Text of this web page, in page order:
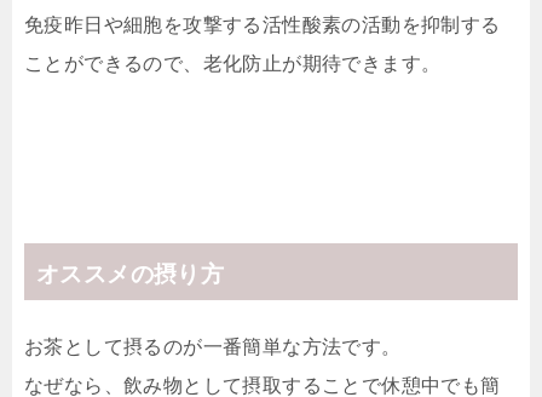
免疫昨日や細胞を攻撃する活性酸素の活動を抑制する
ことができるので、老化防止が期待できます。
オススメの摂り方
お茶として摂るのが一番簡単な方法です。
なぜなら、飲み物として摂取することで休憩中でも簡